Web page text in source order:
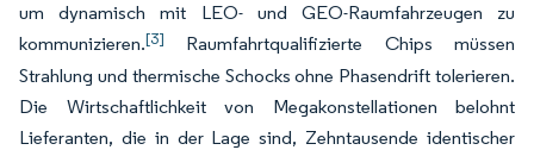
um dynamisch mit LEO- und GEO-Raumfahrzeugen zu
kommunizieren.[3]
Raumfahrtqualifizierte Chips müssen
Strahlung und thermische Schocks ohne Phasendrift tolerieren.
Die Wirtschaftlichkeit von Megakonstellationen belohnt
Lieferanten, die in der Lage sind, Zehntausende identischer